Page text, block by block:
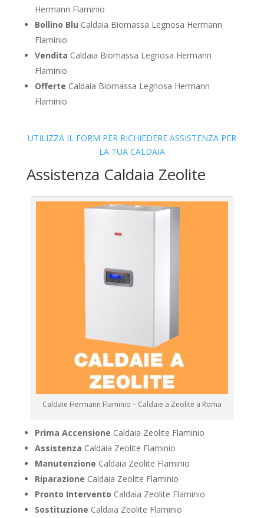
Hermann Flaminio
Bollino Blu Caldaia Biomassa Legnosa Hermann
Flaminio
Vendita Caldaia Biomassa Legnosa Hermann
Flaminio
Offerte Caldaia Biomassa Legnosa Hermann
Flaminio
UTILIZZA IL FORM PER RICHIEDERE ASSISTENZA PER
LA TUA CALDAIA
Assistenza Caldaia Zeolite
Caldaie Hermann Flaminio – Caldaie a Zeolite a Roma
Prima Accensione Caldaia Zeolite Flaminio
Assistenza Caldaia Zeolite Flaminio
Manutenzione Caldaia Zeolite Flaminio
Riparazione Caldaia Zeolite Flaminio
Pronto Intervento Caldaia Zeolite Flaminio
Sostituzione Caldaia Zeolite Flaminio